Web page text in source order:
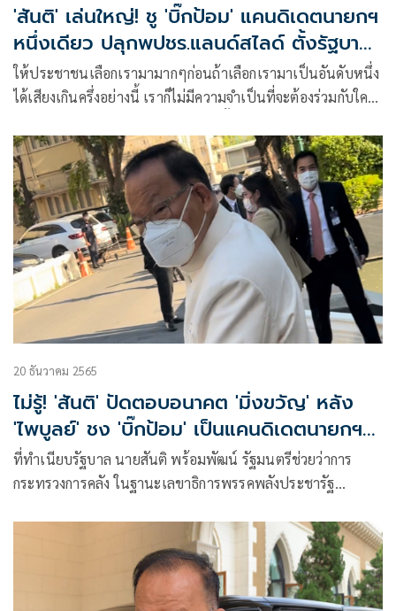
'สันติ' เล่นใหญ่! ชู 'บิ๊กป้อม' แคนดิเดตนายกฯ
หนึ่งเดียว ปลุกพปชร.แลนด์สไลด์ ตั้งรัฐบาล
พรรคเดียว
ให้ประชาชนเลือกเรามามากๆก่อนถ้าเลือกเรามาเป็นอันดับหนึ่ง
ได้เสียงเกินครึ่งอย่างนี้ เราก็ไม่มีความจำเป็นที่จะต้องร่วมกับใคร
เร็วๆนี้ได้เต็มประสิทธิภาพ 100%
20 ธันวาคม 2565
ไม่รู้! 'สันติ' ปัดตอบอนาคต 'มิ่งขวัญ' หลัง
'ไพบูลย์' ชง 'บิ๊กป้อม' เป็นแคนดิเดตนายกฯ
คนเดียว
ที่ทำเนียบรัฐบาล นายสันติ พร้อมพัฒน์ รัฐมนตรีช่วยว่าการ
กระทรวงการคลัง ในฐานะเลขาธิการพรรคพลังประชารัฐ